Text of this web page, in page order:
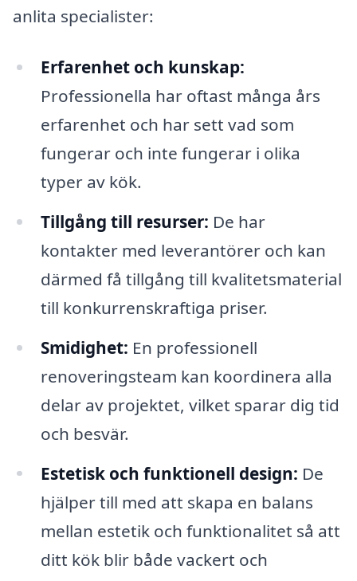
anlita specialister:
Erfarenhet och kunskap:
Professionella har oftast många års
erfarenhet och har sett vad som
fungerar och inte fungerar i olika
typer av kök.
Tillgång till resurser: De har
kontakter med leverantörer och kan
därmed få tillgång till kvalitetsmaterial
till konkurrenskraftiga priser.
Smidighet: En professionell
renoveringsteam kan koordinera alla
delar av projektet, vilket sparar dig tid
och besvär.
Estetisk och funktionell design: De
hjälper till med att skapa en balans
mellan estetik och funktionalitet så att
ditt kök blir både vackert och